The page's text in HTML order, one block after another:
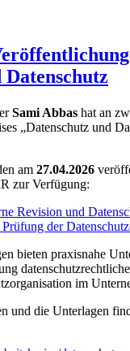
Sami Abbas hat an
„Datenschutz und
am 27.04.2026
zur Verfügung:
Revision und
der
bieten praxisnahe
im
und die Unterlagen